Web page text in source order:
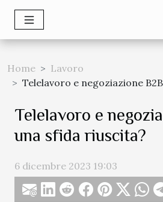
Home
Lavoro
Telelavoro e negoziazione
Telelavoro e
una sfida riuscita?
6 dicembre 2023 19:03